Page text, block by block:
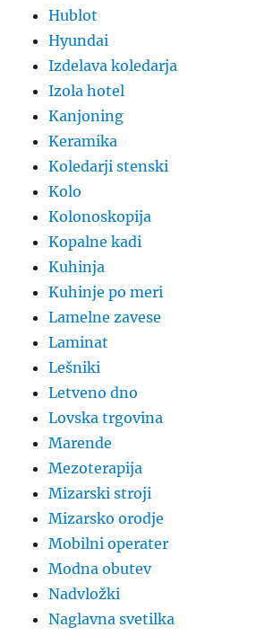
Hublot
Hyundai
Izdelava koledarja
Izola hotel
Kanjoning
Keramika
Koledarji stenski
Kolo
Kolonoskopija
Kopalne kadi
Kuhinja
Kuhinje po meri
Lamelne zavese
Laminat
Lešniki
Letveno dno
Lovska trgovina
Marende
Mezoterapija
Mizarski stroji
Mizarsko orodje
Mobilni operater
Modna obutev
Nadvložki
Naglavna svetilka